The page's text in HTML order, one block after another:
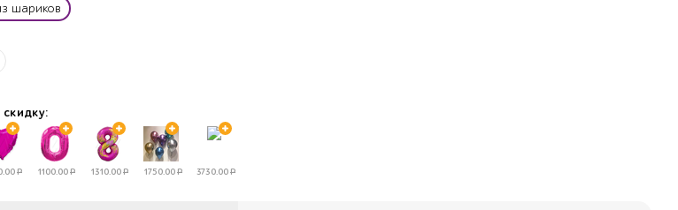
шариков
скидку:
Р 1100.00Р 1310.00Р 1750.00Р 3730.00Р